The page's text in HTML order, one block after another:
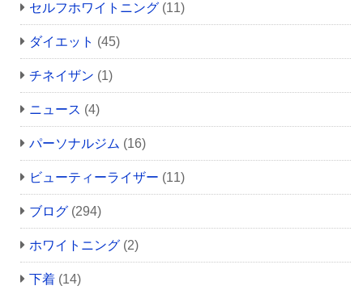
セルフホワイトニング (11)
ダイエット (45)
チネイザン (1)
ニュース (4)
パーソナルジム (16)
ビューティーライザー (11)
ブログ (294)
ホワイトニング (2)
下着 (14)